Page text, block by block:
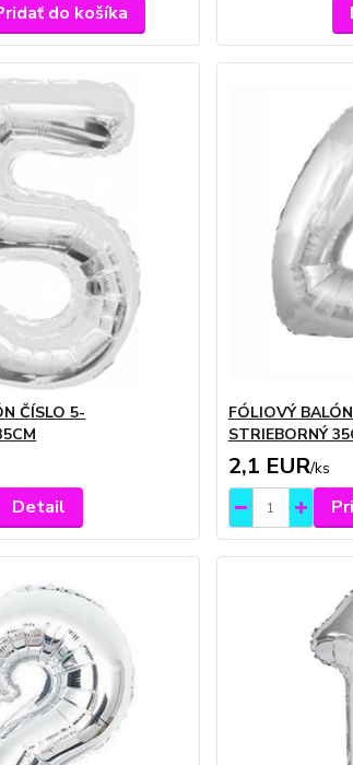
do košíka
ČÍSLO 5-
Detail
FÓLIOVÝ
STRIEBORNÝ
2,1 EUR/ks